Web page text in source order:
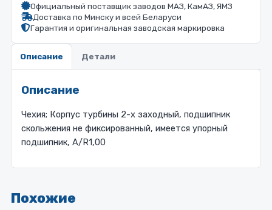
Официальный поставщик заводов МАЗ, КамАЗ, ЯМЗ
Доставка по Минску и всей Беларуси
Гарантия и оригинальная заводская маркировка
Описание Детали
Описание
Чехия; Корпус турбины 2-х заходный, подшипник
скольжения не фиксированный, имеется упорный
подшипник, A/R1,00
Похожие